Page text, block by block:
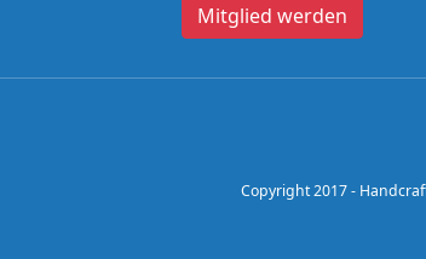
Mitglied werden
Copyright 2017 -